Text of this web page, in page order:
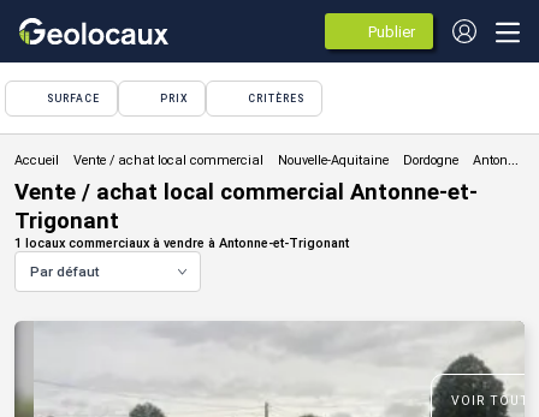
Publier
des
annonces
SURFACE PRIX CRITÈRES
Vente / achat local commercial
Vente / achat local commercial Antonne-et-
Trigonant
1 locaux commerciaux à vendre à Antonne-et-Trigonant
Par défaut
VOIR